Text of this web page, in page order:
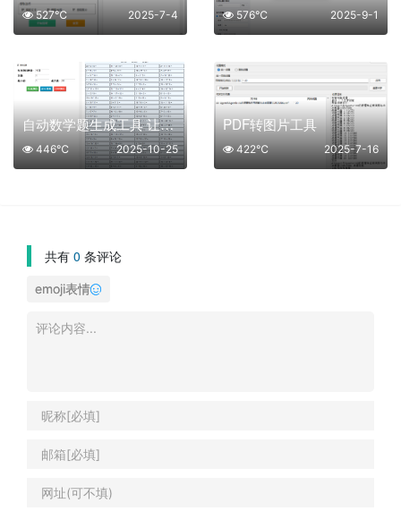
2025-7-4
527℃ 2025-9-1
576℃
自动数学题生成工具 让出题与练习更高效
2025-10-25
446℃
PDF转图片工具
2025-7-16
422℃
共有 0 条评论
emoji表情